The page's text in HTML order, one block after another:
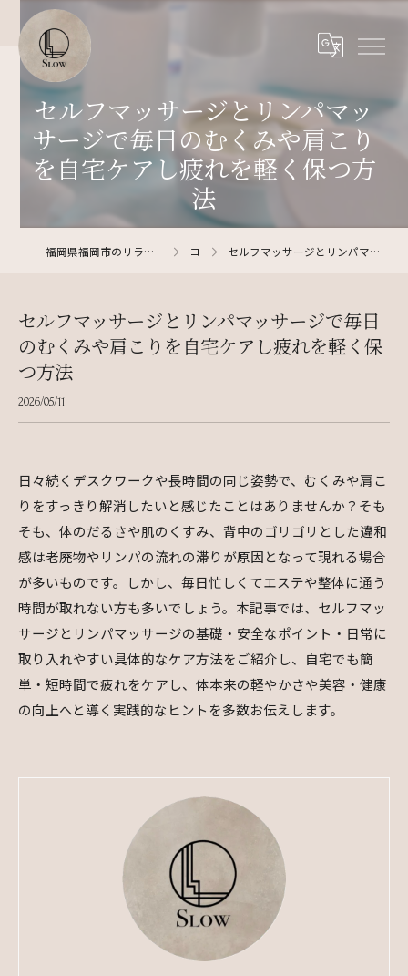
セルフマッサージとリンパマッ
サージで毎日のむくみや肩こり
を自宅ケアし疲れを軽く保つ方
法
福岡県福岡市のリラクゼーションならリラクゼーションサロン SLOW コラム セルフマッサージとリンパマッサージで毎日のむくみや肩こりを自宅ケアし疲れを軽く保つ方法
セルフマッサージとリンパマッサージで毎日
のむくみや肩こりを自宅ケアし疲れを軽く保
つ方法
2026/05/11
日々続くデスクワークや長時間の同じ姿勢で、むくみや肩こ
りをすっきり解消したいと感じたことはありませんか？そも
そも、体のだるさや肌のくすみ、背中のゴリゴリとした違和
感は老廃物やリンパの流れの滞りが原因となって現れる場合
が多いものです。しかし、毎日忙しくてエステや整体に通う
時間が取れない方も多いでしょう。本記事では、セルフマッ
サージとリンパマッサージの基礎・安全なポイント・日常に
取り入れやすい具体的なケア方法をご紹介し、自宅でも簡
単・短時間で疲れをケアし、体本来の軽やかさや美容・健康
の向上へと導く実践的なヒントを多数お伝えします。